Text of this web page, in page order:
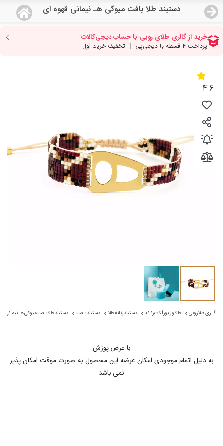
دستبند طلا بافت میوکی هـ نیمانی قهوه ای
منو
صفحه اصلی
دسته بندی محصولات
نمایندگی ها
مجله روبی
درباره ما
اعطای نمایندگی
4.6
گالری طلا روبی طلا و زیورآلات زنانه دستبند زنانه طلا دستبند بافت دستبند طلا بافت میوکی هـ نیمانی
با عرض پوزش
به دلیل اتمام موجودی امکان عرضه این محصول به صورت موقت امکان پذیر
نمی باشد